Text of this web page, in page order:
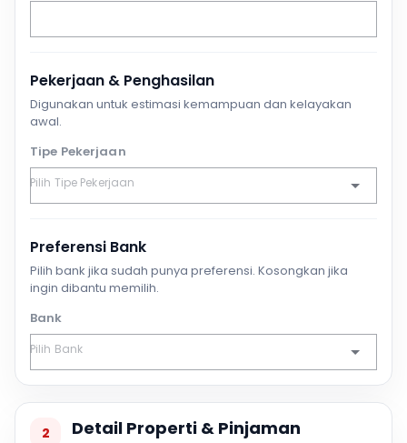
Pekerjaan & Penghasilan
Digunakan untuk estimasi kemampuan dan kelayakan
awal.
Tipe Pekerjaan
Preferensi Bank
Pilih bank jika sudah punya preferensi. Kosongkan jika
ingin dibantu memilih.
Bank
2 Detail Properti & Pinjaman